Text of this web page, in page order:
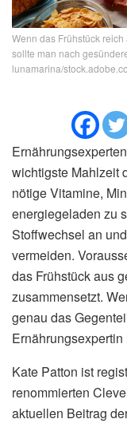
Wenn das Frühstück
sollte man nach
lunamarina/
wichtigste Mahlzeit
nötige Vitamine,
energiegeladen zu
Stoffwechsel an
vermeiden.
das Frühstück aus
zusammensetzt.
genau das
Kate Patton ist
renommierten
aktuellen Beitrag